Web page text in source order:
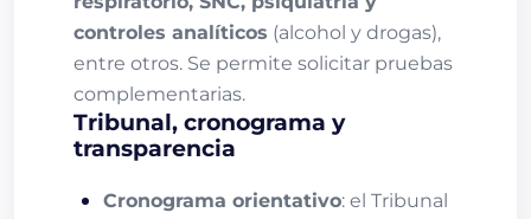
controles analíticos (alcohol y drogas),
entre otros. Se permite solicitar pruebas
complementarias.
Tribunal, cronograma y
transparencia
Cronograma orientativo: el Tribunal